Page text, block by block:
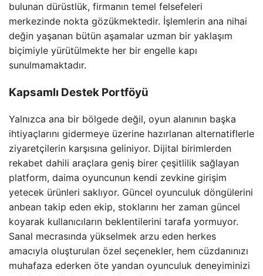
bulunan dürüstlük, firmanın temel felsefeleri
merkezinde nokta gözükmektedir. İşlemlerin ana nihai
değin yaşanan bütün aşamalar uzman bir yaklaşım
biçimiyle yürütülmekte her bir engelle kapı
sunulmamaktadır.
Kapsamlı Destek Portföyü
Yalnızca ana bir bölgede değil, oyun alanının başka
ihtiyaçlarını gidermeye üzerine hazırlanan alternatiflerle
ziyaretçilerin karşısına geliniyor. Dijital birimlerden
rekabet dahili araçlara geniş birer çeşitlilik sağlayan
platform, daima oyuncunun kendi zevkine girişim
yetecek ürünleri saklıyor. Güncel oyunculuk döngülerini
anbean takip eden ekip, stoklarını her zaman güncel
koyarak kullanıcıların beklentilerini tarafa yormuyor.
Sanal mecrasında yükselmek arzu eden herkes
amacıyla oluşturulan özel seçenekler, hem cüzdanınızı
muhafaza ederken öte yandan oyunculuk deneyiminizi